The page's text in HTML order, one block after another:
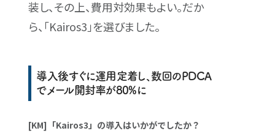
装し、その上、費用対効果もよい。だか
ら、「Kairos3」を選びました。
導入後すぐに運用定着し、数回のPDCA
でメール開封率が80%に
[KM]「Kairos3」の導入はいかがでしたか？